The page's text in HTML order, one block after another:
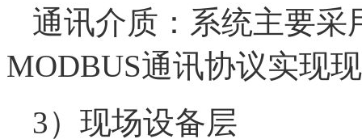
通讯介质：系统主要采
MODBUS通讯协议实现
3）现场设备层